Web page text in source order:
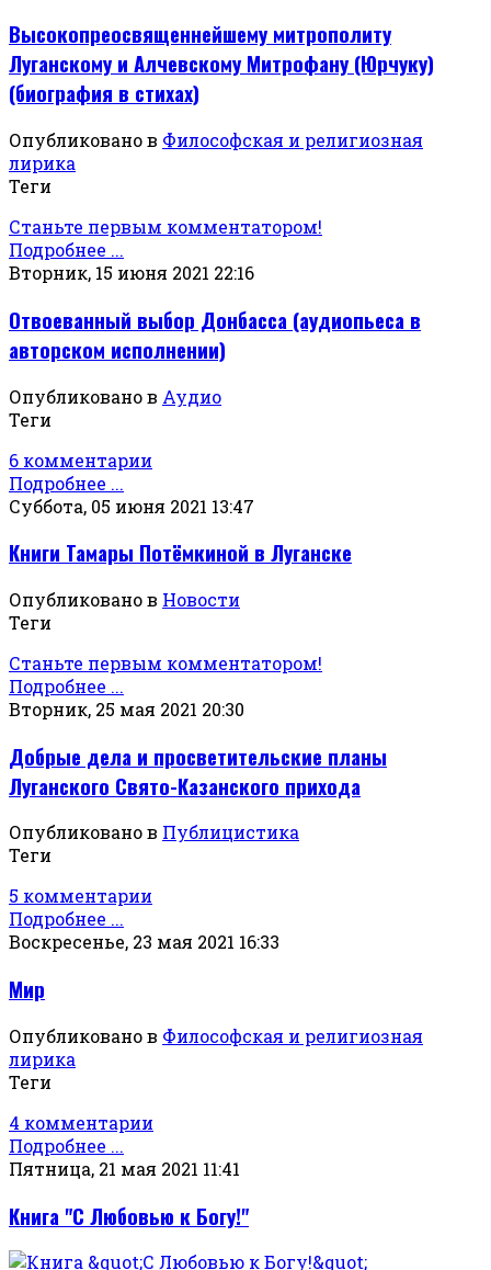
Высокопреосвященнейшему митрополиту
Луганскому и Алчевскому Митрофану (Юрчуку)
(биография в стихах)
Опубликовано в Философская и религиозная
лирика
Теги
Станьте первым комментатором!
Подробнее ...
Вторник, 15 июня 2021 22:16
Отвоеванный выбор Донбасса (аудиопьеса в
авторском исполнении)
Опубликовано в Аудио
Теги
6 комментарии
Подробнее ...
Суббота, 05 июня 2021 13:47
Книги Тамары Потёмкиной в Луганске
Опубликовано в Новости
Теги
Станьте первым комментатором!
Подробнее ...
Вторник, 25 мая 2021 20:30
Добрые дела и просветительские планы
Луганского Свято-Казанского прихода
Опубликовано в Публицистика
Теги
5 комментарии
Подробнее ...
Воскресенье, 23 мая 2021 16:33
Мир
Опубликовано в Философская и религиозная
лирика
Теги
4 комментарии
Подробнее ...
Пятница, 21 мая 2021 11:41
Книга "С Любовью к Богу!"